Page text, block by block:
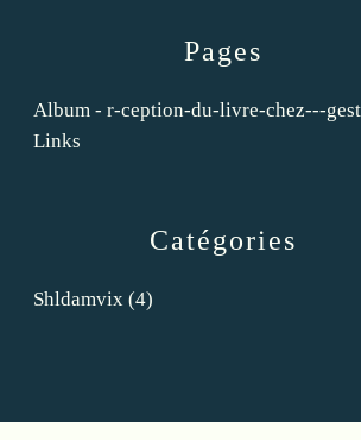
Catégories
Shldamvix (4)
Pages
Album - r-ception-du-livre-chez---
Links